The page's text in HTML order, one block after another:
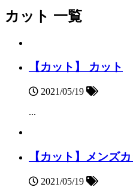
カット 一覧
【カット】 カット
2021/05/19
...
【カット】メンズ
2021/05/19